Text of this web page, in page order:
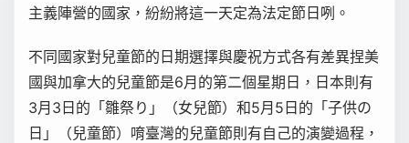
主義陣營的國家，紛紛將這一天定為法定節日咧。
不同國家對兒童節的日期選擇與慶祝方式各有差異捏美
國與加拿大的兒童節是6月的第二個星期日，日本則有
3月3日的「雛祭り」（女兒節）和5月5日的「子供の
日」（兒童節）唷臺灣的兒童節則有自己的演變過程，